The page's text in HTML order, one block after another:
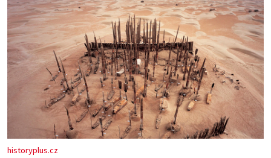
historyplus.cz